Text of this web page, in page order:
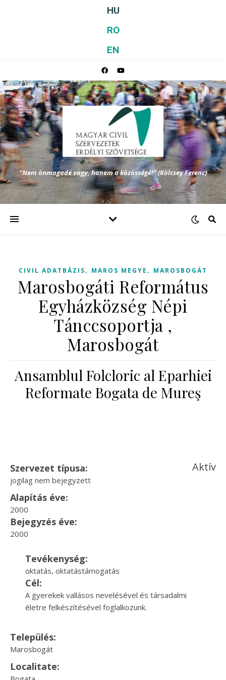
HU
RO
EN
"Nem önmagadé vagy, hanem a közösségé!" (Kölcsey Ferenc)
CIVIL ADATBÁZIS, MAROS MEGYE , MAROSBOGÁT
Marosbogáti Református
Egyházközség Népi
Tánccsoportja ,
Marosbogát
Ansamblul Folcloric al Eparhiei
Reformate Bogata de Mureş
Szervezet típusa:
jogilag nem bejegyzett
Aktív
Alapítás éve:
2000
Bejegyzés éve:
2000
Tevékenység:
oktatás, oktatástámogatás
Cél:
A gyerekek vallásos nevelésével és társadalmi
életre felkészítésével foglalkozunk.
Település:
Marosbogát
Localitate: